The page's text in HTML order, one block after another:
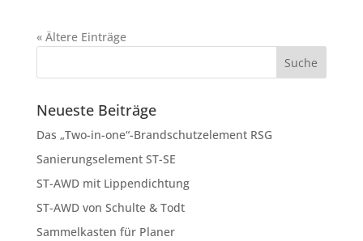
« Ältere Einträge
Neueste Beiträge
Das „Two-in-one“-Brandschutzelement RSG
Sanierungselement ST-SE
ST-AWD mit Lippendichtung
ST-AWD von Schulte & Todt
Sammelkasten für Planer